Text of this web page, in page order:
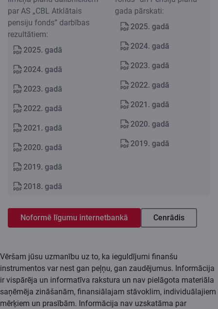
par AS „CBL Atklātais
pensiju fonds” darbības
rezultātiem:
2025. gadā
2024. gadā
2023. gadā
2022. gadā
2021. gadā
2020. gadā
2019. gadā
2018. gadā
gada pārskati:
2025. gadā
2024. gadā
2023. gadā
2022. gadā
2021. gadā
2020. gadā
2019. gadā
Noformē līgumu internetbankā Cenrādis
Vēršam jūsu uzmanību uz to, ka ieguldījumi finanšu
instrumentos var nest gan peļņu, gan zaudējumus. Informācija
ir vispārēja un informatīva rakstura un nav pielāgota materiāla
saņēmēja zināšanām, finansiālajam stāvoklim, individuālajiem
mērķiem un prasībām. Informācija nav uzskatāma par